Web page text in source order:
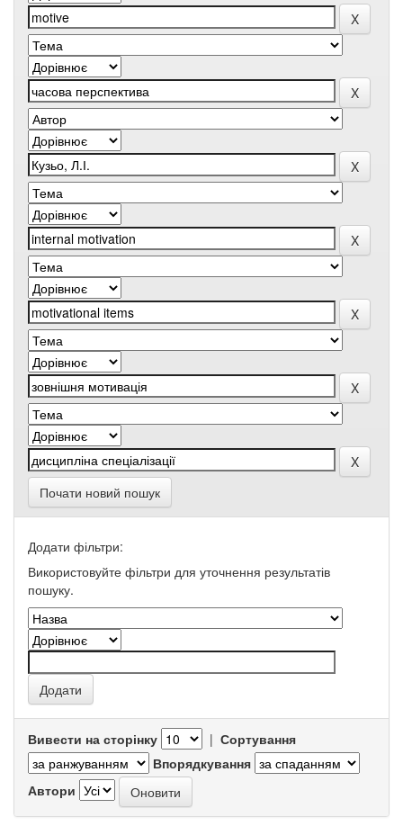
Почати новий пошук
Додати фільтри:
Використовуйте фільтри для уточнення результатів
пошуку.
Вивести на сторінку | Сортування
Впорядкування
Автори